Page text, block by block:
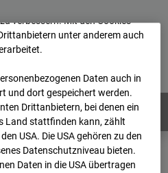
verbessern. Mit den Cookies
unter anderem auch
Daten auch in
und dort gespeichert werden.
Drittanbietern, bei denen ein
Land stattfinden kann, zählt
USA. Die USA gehören zu den
Datenschutzniveau bieten.
Daten in die USA übertragen